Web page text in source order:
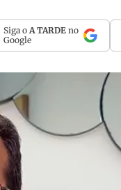
Siga o A TARDE no
Google